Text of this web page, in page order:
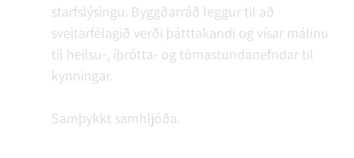
starfslýsingu. Byggðarráð leggur til að
sveitarfélagið verði þátttakandi og vísar málinu
til heilsu-, íþrótta- og tómastundanefndar til
kynningar.
Samþykkt samhljóða.